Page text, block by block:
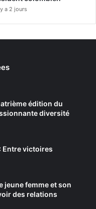
a 2 jours
édition du
diversité
Entre victoires
jeune femme et son
des relations